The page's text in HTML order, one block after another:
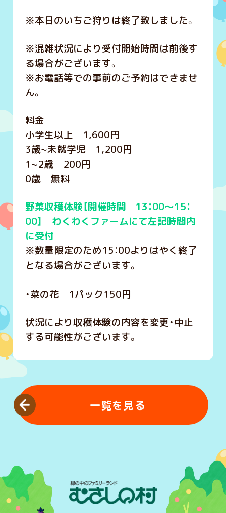
※本日のいちご狩りは終了致しました。
※混雑状況により受付開始時間は前後す
る場合がございます。
※お電話等での事前のご予約はできませ
ん。
料金
小学生以上 1,600円
3歳~未就学児 1,200円
1~2歳 200円
0歳 無料
野菜収穫体験【開催時間 13：00～15：
00】 わくわくファームにて左記時間内
に受付
※数量限定のため15：00よりはやく終了
となる場合がございます。
・菜の花 1パック150円
状況により収穫体験の内容を変更・中止
する可能性がございます。
一覧を見る